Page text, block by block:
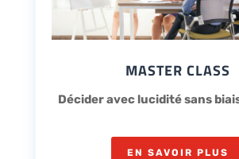
MASTER CLASS
Décider avec lucidité sans
EN SAVOIR PLUS